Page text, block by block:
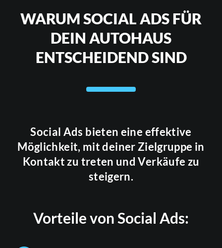
WARUM SOCIAL ADS FÜR
DEIN AUTOHAUS
ENTSCHEIDEND SIND
Social Ads bieten eine effektive
Möglichkeit, mit deiner Zielgruppe in
Kontakt zu treten und Verkäufe zu
steigern.
Vorteile von Social Ads: